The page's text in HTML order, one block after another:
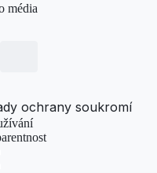
média
ochrany soukromí